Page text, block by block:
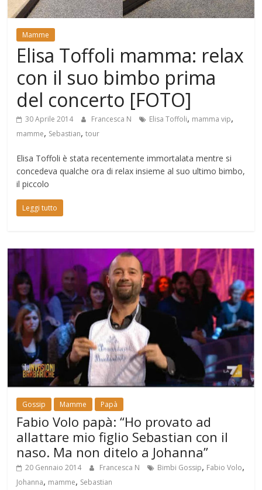
Mondo
Mamme
Elisa Toffoli mamma: relax
con il suo bimbo prima
del concerto [FOTO]
30 Aprile 2014 Francesca N Elisa Toffoli, mamma vip,
mamme, Sebastian,tour
Elisa Toffoli è stata recentemente immortalata mentre si
concedeva qualche ora di relax insieme al suo ultimo bimbo,
il piccolo
Leggi tutto
Gossip Mamme Papà
Fabio Volo papà: “Ho provato ad
allattare mio figlio Sebastian con il
naso. Ma non ditelo a Johanna”
20 Gennaio 2014 Francesca N Bimbi Gossip, Fabio Volo,
Johanna, mamme, Sebastian